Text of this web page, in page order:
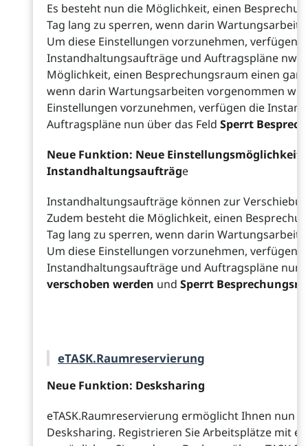
Es besteht nun die Möglichkeit, einen
Tag lang zu sperren, wenn darin
Um diese Einstellungen vorzunehmen, verfügen
Instandhaltungsaufträge und Auftragspläne nw
Möglichkeit, einen Besprechungsraum einen
wenn darin Wartungsarbeiten vorgenommen
Einstellungen vorzunehmen, verfügen die
Auftragspläne nun über das Feld Sperrt
Neue Funktion: Neue
Instandhaltungsaufträge
Instandhaltungsaufträge können zur
Zudem besteht die Möglichkeit, einen
Tag lang zu sperren, wenn darin
Um diese Einstellungen vorzunehmen, verfügen
Instandhaltungsaufträge und Auftragspläne nun
verschoben werden und Sperrt
eTASK.Raumreservierung
Neue Funktion: Desksharing
eTASK.Raumreservierung ermöglicht Ihnen nun
Desksharing. Registrieren Sie Arbeitsplätze mit